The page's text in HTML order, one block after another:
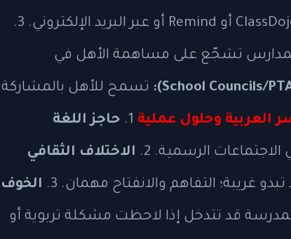
تشجّع على مساهمة الأهل في
تسمح للأهل بالمشاركة
العربية وحلول عملية حاجز اللغة
الرسمية. 2. الاختلاف الثقافي
غريبة؛ التفاهم والانفتاح مهمان. 3. الخوف
قد تتدخل إذا لاحظت مشكلة تربوية أو